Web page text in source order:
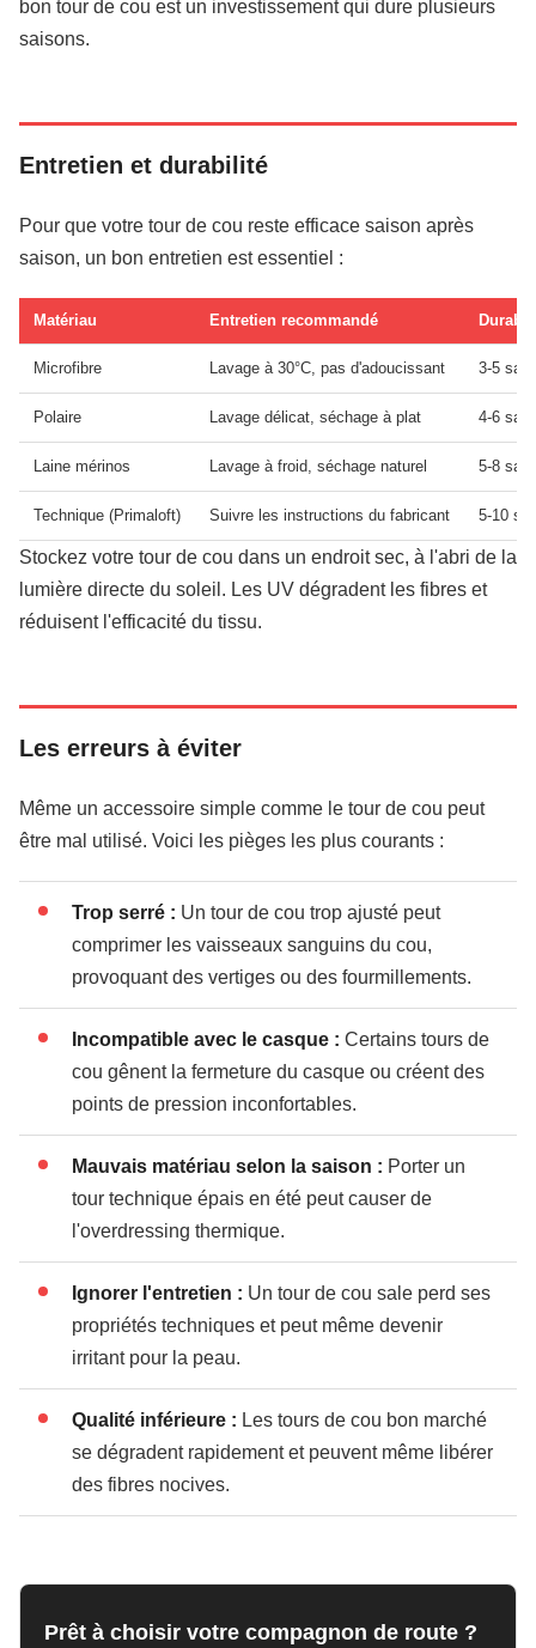
bon tour de cou est un investissement qui dure plusieurs
saisons.
Entretien et durabilité
Pour que votre tour de cou reste efficace saison après
saison, un bon entretien est essentiel :
Matériau Entretien recommandé
Microfibre Lavage à 30°C, pas d'adoucissant 3-5
Polaire Lavage délicat, séchage à plat 4-6
Laine mérinos Lavage à froid, séchage naturel 5-8
Technique (Primaloft) Suivre les instructions du fabricant 5-10
Stockez votre tour de cou dans un endroit sec, à l'abri de la
lumière directe du soleil. Les UV dégradent les fibres et
réduisent l'efficacité du tissu.
Les erreurs à éviter
Même un accessoire simple comme le tour de cou peut
être mal utilisé. Voici les pièges les plus courants :
Trop serré : Un tour de cou trop ajusté peut
comprimer les vaisseaux sanguins du cou,
provoquant des vertiges ou des fourmillements.
Incompatible avec le casque : Certains tours de
cou gênent la fermeture du casque ou créent des
points de pression inconfortables.
Mauvais matériau selon la saison : Porter un
tour technique épais en été peut causer de
l'overdressing thermique.
Ignorer l'entretien : Un tour de cou sale perd ses
propriétés techniques et peut même devenir
irritant pour la peau.
Qualité inférieure : Les tours de cou bon marché
se dégradent rapidement et peuvent même libérer
des fibres nocives.
Prêt à choisir votre compagnon de route ?